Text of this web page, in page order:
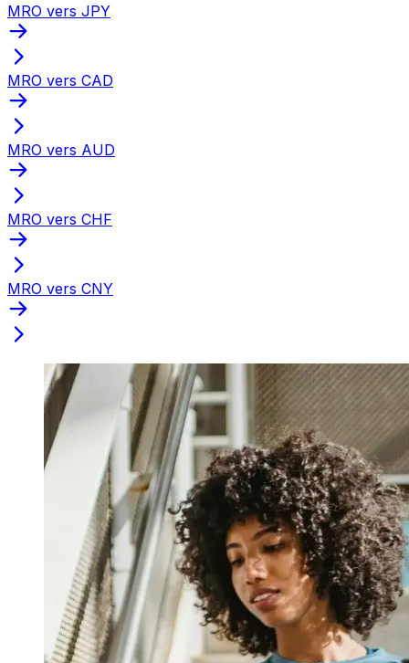
MRO vers JPY
MRO vers CAD
MRO vers AUD
MRO vers CHF
MRO vers CNY